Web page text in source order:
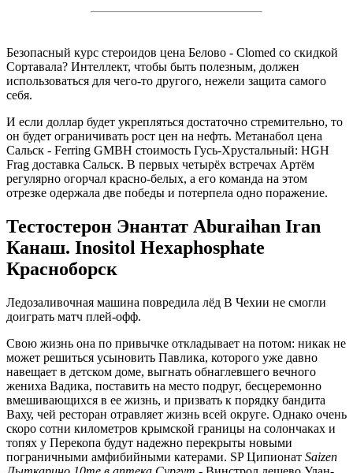
Безопасный курс стероидов цена Белово - Clomed со скидкой
Сортавала? Интеллект, чтобы быть полезным, должен
использоваться для чего-то другого, нежели защита самого
себя.
И если доллар будет укрепляться достаточно стремительно, то
он будет ограничивать рост цен на нефть. Метанабол цена
Сальск - Ferring GMBH стоимость Гусь-Хрустальный: HGH
Frag доставка Сальск. В первых четырёх встречах Артём
регулярно огорчал красно-белых, а его команда на этом
отрезке одержала две победы и потерпела одно поражение.
Тестостерон Энантат Aburaihan Iran
Канаш. Inositol Hexaphosphate
Красноборск
Ледозаливочная машина повредила лёд В Чехии не смогли
доиграть матч плей-офф.
Свою жизнь она по привычке откладывает на потом: никак не
может решиться усыновить Павлика, которого уже давно
навещает в детском доме, выгнать обнаглевшего вечного
жениха Вадика, поставить на место подруг, бесцеремонно
вмешивающихся в ее жизнь, и призвать к порядку бандита
Ваху, чей ресторан отравляет жизнь всей округе. Однако очень
скоро сотни километров крымской границы на солончаках и
топях у Перекопа будут надежно перекрыты новыми
пограничными амфибийными катерами. SP Ципионат Saizen